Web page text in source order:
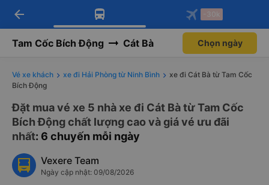
Tải app Vexere ngay!
Nhận ưu đãi thành viên độc
Mở app
Tải app Vexere
-30k/ghế khi đặt vé máy bay qua
Mở app
arrow_back -30k
Tam Cốc Bích Động Cát Bà Chọn ngày
Vé xe khách xe đi Hải Phòng từ Ninh Bình
xe đi Cát Bà từ Tam Cốc
Bích Động
Đặt mua vé xe 5 nhà xe đi Cát Bà từ Tam Cốc
Bích Động chất lượng cao và giá vé ưu đãi
nhất: 6 chuyến mỗi ngày
Vexere Team
Ngày cập nhật: 09/08/2026